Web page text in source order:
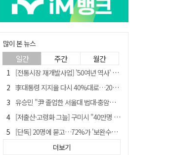
많이 본 뉴스
일간 주간 월간
[전통시장 재개발사업] '50여년 역사' 수성시장 자리에 25층 주상복합 들어선다
李대통령 지지율 다시 40%대로…20대는 18.8%p 급락
유승민 "尹 졸업한 서울대 법대·충암고도 없애야"…李 육사 통합 직격
[저출산·고령화 그늘] 구미시 "40만명 사수" 고령군 "3만명대 회복"
[단독] 20명에 묻고…72%가 '보완수사권 폐지'?
[전통시장 재개발사업] 신천시장 재개발, 준공 후에도 소송전
더보기